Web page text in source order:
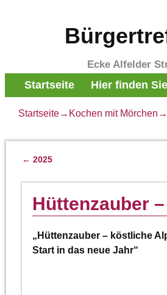
Ecke Alfelder
Startseite Hier finden
Startseite→ Kochen mit Mörchen →
← 2025
Hüttenzauber
„Hüttenzauber – köstliche
Start in das neue Jahr“